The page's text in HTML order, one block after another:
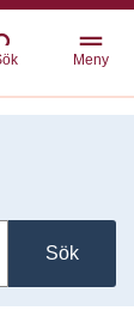
Meny
Sök